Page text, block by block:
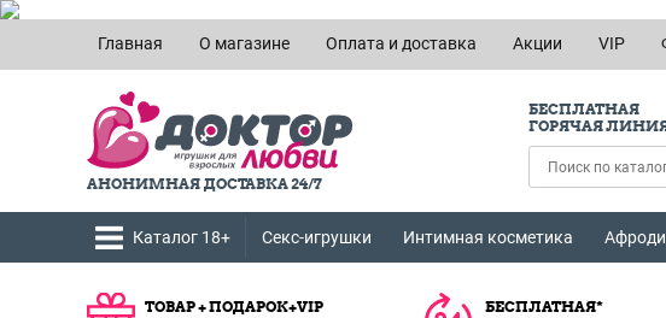
Главная О магазине Оплата и доставка Акции VIP
АНОНИМНАЯ ДОСТАВКА 24/7
БЕСПЛАТНАЯ
ГОРЯЧАЯ
Каталог 18+ Секс-игрушки Интимная косметика
ТОВАР + ПОДАРОК+VIP
БЕСПЛАТНАЯ*